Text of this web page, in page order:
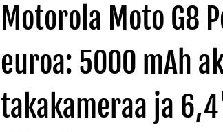
Motorola Moto G8
euroa: 5000 mAh
takakameraa ja